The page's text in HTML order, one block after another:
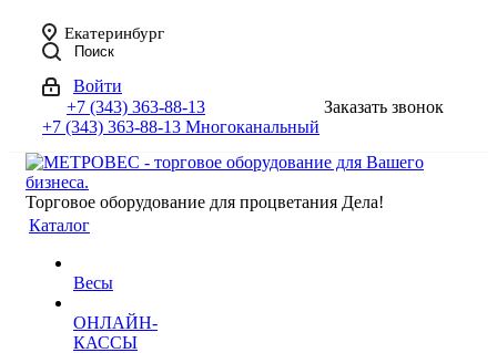
Екатеринбург
Поиск
Войти
+7 (343) 363-88-13
+7 (343) 363-88-13 Многоканальный
Заказать звонок
Торговое оборудование для процветания Дела!
Каталог
Весы
ОНЛАЙН-
КАССЫ